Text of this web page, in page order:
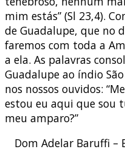
mim estás” (Sl 23,4).
de Guadalupe, que no
faremos com toda a
a ela. As palavras
Guadalupe ao índio
nos nossos ouvidos:
estou eu aqui que sou
meu amparo?”
Dom Adelar Baruffi –